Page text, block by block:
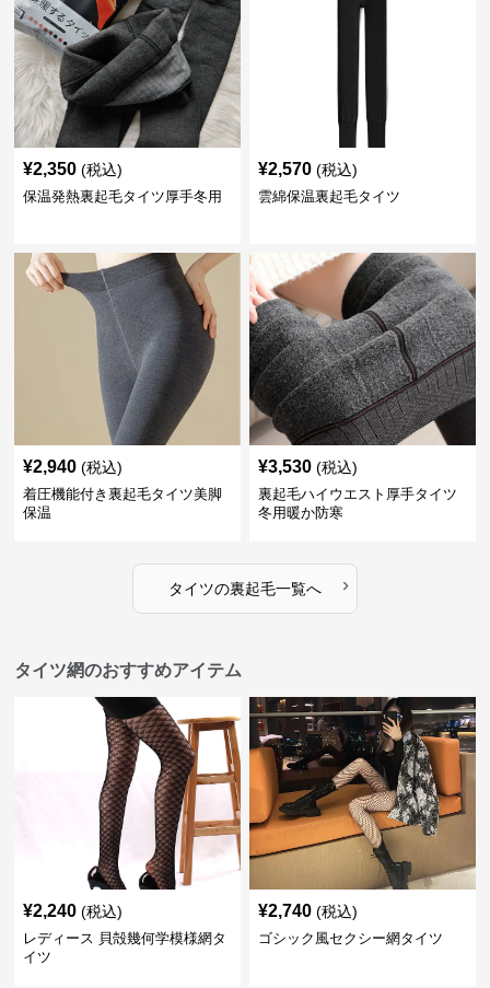
¥2,350 (税込)
保温発熱裏起毛タイツ厚手冬用
¥2,570 (税込)
雲綿保温裏起毛タイツ
¥2,940 (税込)
着圧機能付き裏起毛タイツ美脚
保温
¥3,530 (税込)
裏起毛ハイウエスト厚手タイツ
冬用暖か防寒
タイツの裏起毛一覧へ ›
タイツ網のおすすめアイテム
¥2,240 (税込)
レディース 貝殻幾何学模様網タ
イツ
¥2,740 (税込)
ゴシック風セクシー網タイツ